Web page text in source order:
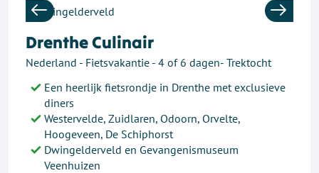
Previous Next
Drenthe Culinair
Nederland - Fietsvakantie - 4 of 6 dagen- Trektocht
Een heerlijk fietsrondje in Drenthe met exclusieve
diners
Westervelde, Zuidlaren, Odoorn, Orvelte,
Hoogeveen, De Schiphorst
Dwingelderveld en Gevangenismuseum
Veenhuizen